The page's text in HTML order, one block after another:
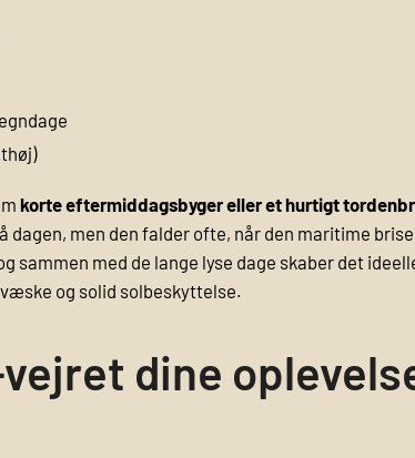
korte eftermiddagsbyger eller et hurtigt
men den falder ofte, når den maritime
sammen med de lange lyse dage skaber det
og solid solbeskyttelse.
dine